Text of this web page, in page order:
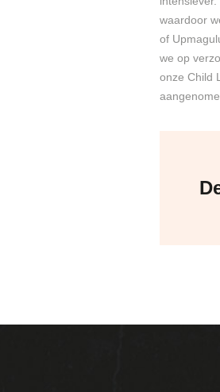
waardoor
of
we op
onze Child